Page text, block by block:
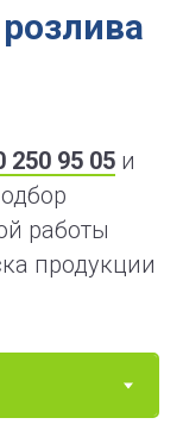
250 95 05 и
работы
продукции